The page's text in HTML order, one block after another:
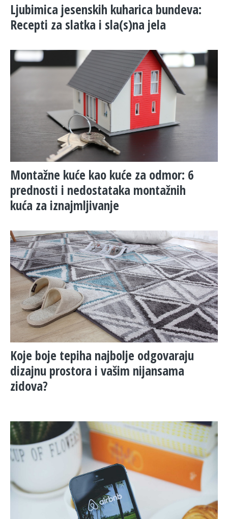
Ljubimica jesenskih kuharica bundeva:
Recepti za slatka i sla(s)na jela
Montažne kuće kao kuće za odmor: 6
prednosti i nedostataka montažnih
kuća za iznajmljivanje
Koje boje tepiha najbolje odgovaraju
dizajnu prostora i vašim nijansama
zidova?